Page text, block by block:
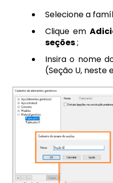
Selecione a
Clique em
seções;
Insira o nome
(Seção U, neste